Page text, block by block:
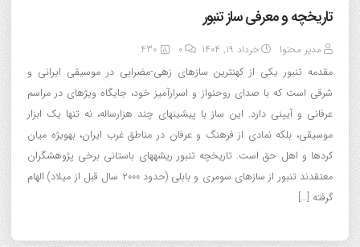
تاریخچه و معرفی ساز تنبور
مدیر محتوا خرداد ۱۹, ۱۴۰۴ 0
430
مقدمه تنبور یکی از کهنترین سازهای زهی-مضرابی در موسیقی ایرانی و
شرقی است که با صدای روحنواز و اسرارآمیز خود، جایگاه ویژهای در مراسم
عرفانی و آیینی دارد. این ساز با پیشینهای چند هزارساله، نه تنها یک ابزار
موسیقی، بلکه نمادی از فرهنگ و عرفان در مناطق غرب ایران، بهویژه میان
کردها و اهل حق است. تاریخچه تنبور ریشههای باستانی برخی پژوهشگران
معتقدند تنبور از سازهای سومری و بابلی (حدود ۲۰۰۰ سال قبل از میلاد) الهام
گرفته […]